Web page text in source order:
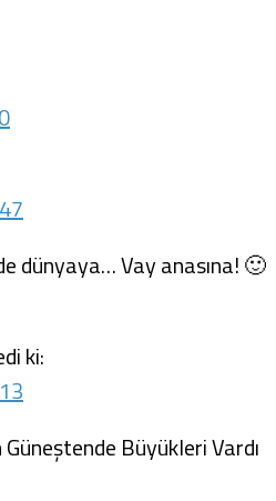
dünyaya… Vay anasına! 🙂
ki:
Büyükleri Vardı